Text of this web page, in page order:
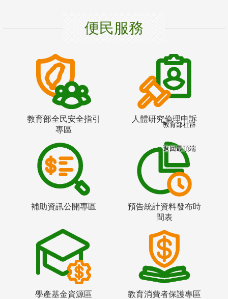
便民服務
教育部全民安全指引
專區
人體研究倫理申訴
補助資訊公開專區
預告統計資料發布時
間表
學產基金資源區 教育消費者保護專區
教育部社群
返回最頂端